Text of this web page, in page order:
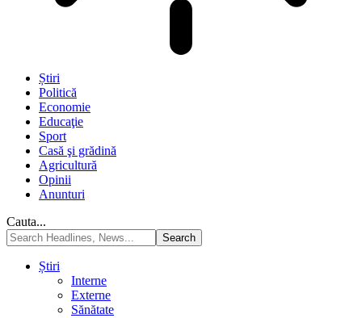
Știri
Politică
Economie
Educaţie
Sport
Casă şi grădină
Agricultură
Opinii
Anunturi
Cauta...
Știri
Interne
Externe
Sănătate